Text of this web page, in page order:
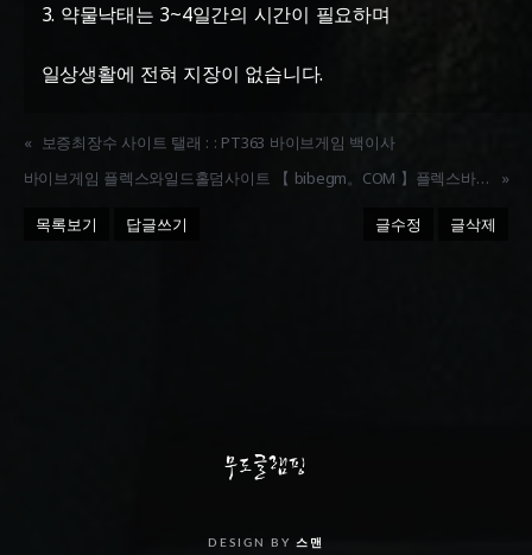
3. 약물낙태는 3~4일간의 시간이 필요하며
일상생활에 전혀 지장이 없습니다.
« 보증최장수 사이트 탤래 : : PT363 바이브게임 백이사
바이브게임 플렉스와일드홀­덤사이트 【 bibegm。COM 】플렉스바이브바둑이◆ 안­전사이트 맞­고 포­커
»
목록보기 답글쓰기 글수정 글삭제
DESIGN BY 스맨